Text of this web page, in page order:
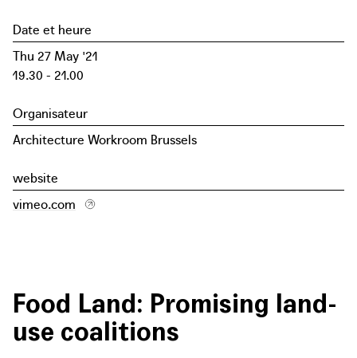
Date et heure
Thu 27 May '21
19.30 - 21.00
Organisateur
Architecture Workroom Brussels
website
vimeo.com
Food Land: Promising land-
use coalitions